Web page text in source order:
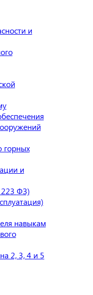
и
горных
и
ФЗ)
навыкам
2, 3, 4 и 5